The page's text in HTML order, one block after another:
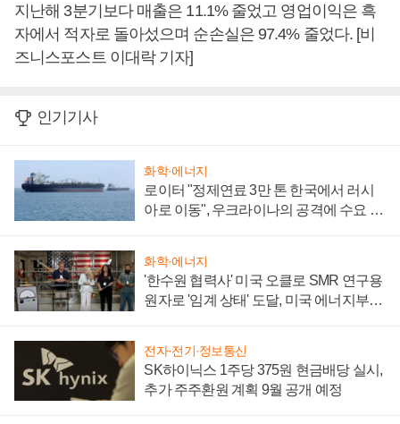
지난해 3분기보다 매출은 11.1% 줄었고 영업이익은 흑
자에서 적자로 돌아섰으며 순손실은 97.4% 줄었다. [비
즈니스포스트 이대락 기자]
인기기사
화학·에너지
로이터 "정제연료 3만 톤 한국에서 러시
아로 이동", 우크라이나의 공격에 수요 늘
화학·에너지
'한수원 협력사' 미국 오클로 SMR 연구용
원자로 '임계 상태' 도달, 미국 에너지부
전자·전기·정보통신
SK하이닉스 1주당 375원 현금배당 실시,
추가 주주환원 계획 9월 공개 예정